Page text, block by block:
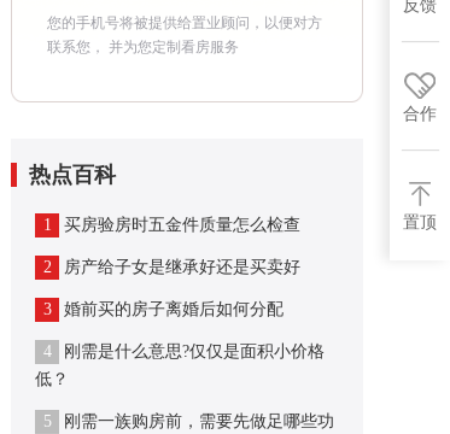
您的手机号将被提供给置业顾问，以便对方
联系您， 并为您定制看房服务
热点百科
1 买房验房时五金件质量怎么检查
2 房产给子女是继承好还是买卖好
3 婚前买的房子离婚后如何分配
4
刚需是什么意思?仅仅是面积小价格
低？
5
刚需一族购房前，需要先做足哪些功
反馈
合作
置顶